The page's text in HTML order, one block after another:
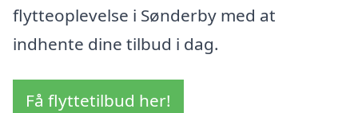
flytteoplevelse i Sønderby med at
indhente dine tilbud i dag.
Få flyttetilbud her!